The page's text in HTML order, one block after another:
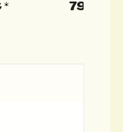
* 79,99 €